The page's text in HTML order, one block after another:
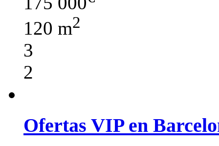
120 m2
3
2
Ofertas VIP en